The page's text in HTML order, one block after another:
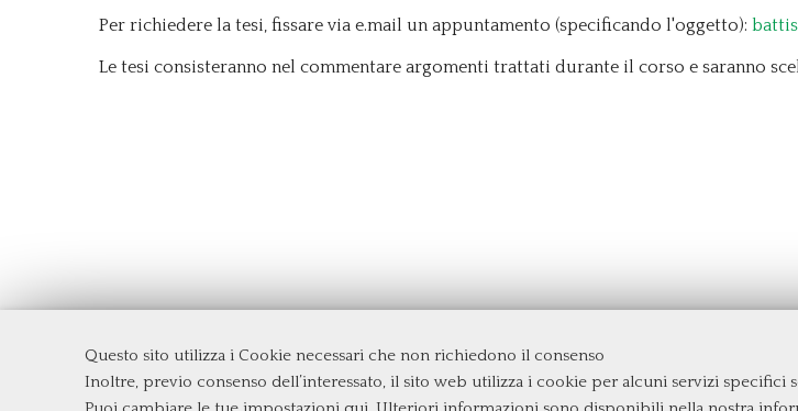
Questo sito utilizza i Cookie necessari che non richiedono il consenso
Inoltre, previo consenso dell’interessato, il sito web utilizza i cookie per alcuni servizi specifici
Per richiedere la tesi, fissare via e.mail un appuntamento (specificando l'oggetto):
Le tesi consisteranno nel commentare argomenti trattati durante il corso e saranno
Dipartimento di Management e Diritto
Università degli Studi di RomaTor Vergata